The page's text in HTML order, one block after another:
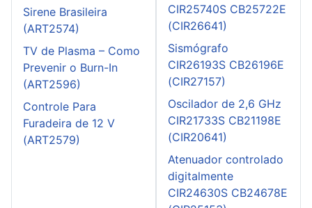
Sirene Brasileira
(ART2574)
TV de Plasma – Como
Prevenir o Burn-In
(ART2596)
Controle Para
Furadeira de 12 V
(ART2579)
CIR25740S CB25722E
(CIR26641)
Sismógrafo
CIR26193S CB26196E
(CIR27157)
Oscilador de 2,6 GHz
CIR21733S CB21198E
(CIR20641)
Atenuador controlado
digitalmente
CIR24630S CB24678E